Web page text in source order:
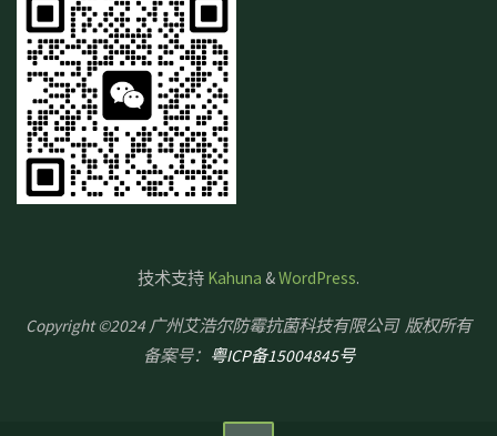
技术支持 Kahuna &WordPress.
Copyright ©2024 广州艾浩尔防霉抗菌科技有限公司 版权所有
备案号： 粤ICP备15004845号